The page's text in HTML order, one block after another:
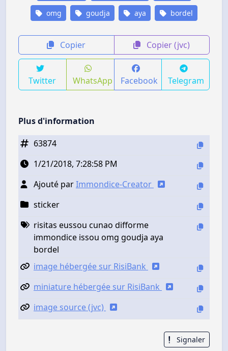
omg goudja aya bordel
Copier Copier (jvc)
Twitter WhatsApp Facebook Telegram
Plus d'information
63874
1/21/2018, 7:28:58 PM
Ajouté parImmondice-Creator
sticker
risitas eussou cunao difforme
immondice issou omg goudja aya
bordel
image hébergée sur RisiBank
miniature hébergée sur RisiBank
image source (jvc)
Signaler